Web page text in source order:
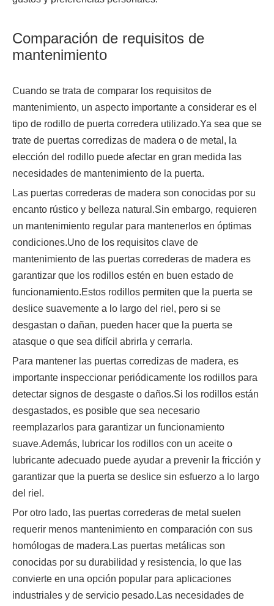
Comparación de requisitos de
mantenimiento
Cuando se trata de comparar los requisitos de
mantenimiento, un aspecto importante a considerar es el
tipo de rodillo de puerta corredera utilizado.Ya sea que se
trate de puertas corredizas de madera o de metal, la
elección del rodillo puede afectar en gran medida las
necesidades de mantenimiento de la puerta.
Las puertas correderas de madera son conocidas por su
encanto rústico y belleza natural.Sin embargo, requieren
un mantenimiento regular para mantenerlos en óptimas
condiciones.Uno de los requisitos clave de
mantenimiento de las puertas correderas de madera es
garantizar que los rodillos estén en buen estado de
funcionamiento.Estos rodillos permiten que la puerta se
deslice suavemente a lo largo del riel, pero si se
desgastan o dañan, pueden hacer que la puerta se
atasque o que sea difícil abrirla y cerrarla.
Para mantener las puertas corredizas de madera, es
importante inspeccionar periódicamente los rodillos para
detectar signos de desgaste o daños.Si los rodillos están
desgastados, es posible que sea necesario
reemplazarlos para garantizar un funcionamiento
suave.Además, lubricar los rodillos con un aceite o
lubricante adecuado puede ayudar a prevenir la fricción y
garantizar que la puerta se deslice sin esfuerzo a lo largo
del riel.
Por otro lado, las puertas correderas de metal suelen
requerir menos mantenimiento en comparación con sus
homólogas de madera.Las puertas metálicas son
conocidas por su durabilidad y resistencia, lo que las
convierte en una opción popular para aplicaciones
industriales y de servicio pesado.Las necesidades de